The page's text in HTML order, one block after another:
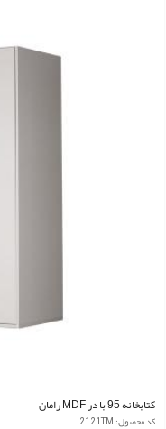
کتابخانه 95 با در MDF رامان
کد محصول: 2121TM